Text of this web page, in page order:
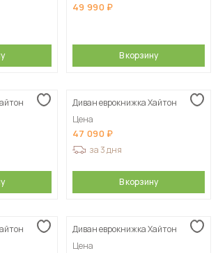
49 990
В корзину
Диван еврокнижка Хайтон
Цена
47 090
за 3 дня
В корзину
Диван еврокнижка Хайтон
Цена